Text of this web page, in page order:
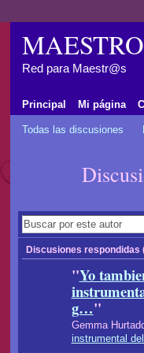
Red para Maestr@s
Principal Mi página
Todas las discusiones
Discusiones respondidas
"Yo
g…"
Gemma
instrumental